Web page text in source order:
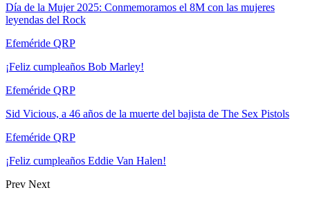
Día de la Mujer 2025: Conmemoramos el 8M con las mujeres
leyendas del Rock
Efeméride QRP
¡Feliz cumpleaños Bob Marley!
Efeméride QRP
Sid Vicious, a 46 años de la muerte del bajista de The Sex Pistols
Efeméride QRP
¡Feliz cumpleaños Eddie Van Halen!
Prev Next